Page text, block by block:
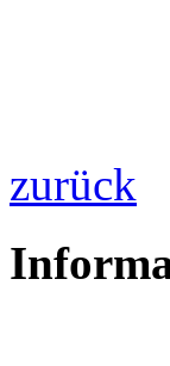
zurück